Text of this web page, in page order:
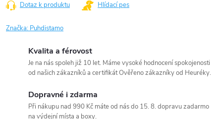
Dotaz k produktu Hlídací pes
Značka: Puhdistamo
Kvalita a férovost
Je na nás spoleh již 10 let. Máme vysoké hodnocení spokojenosti
od našich zákazníků a certifikát Ověřeno zákazníky od Heuréky.
Dopravné i zdarma
Při nákupu nad 990 Kč máte od nás do 15. 8. dopravu zadarmo
na výdejní místa a boxy.